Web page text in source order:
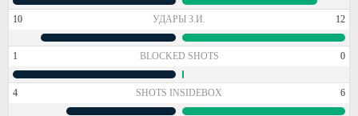
10 УДАРЫ З.И. 12
1 BLOCKED SHOTS 0
4 SHOTS INSIDEBOX 6